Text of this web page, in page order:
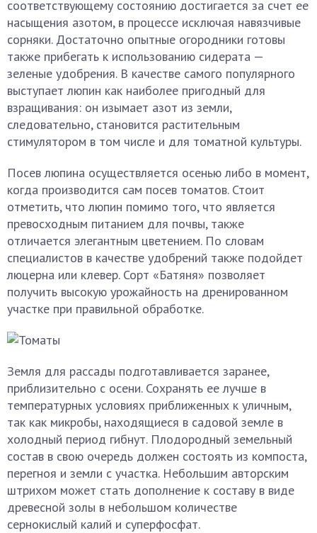
соответствующему состоянию достигается за счет ее
насыщения азотом, в процессе исключая навязчивые
сорняки. Достаточно опытные огородники готовы
также прибегать к использованию сидерата —
зеленые удобрения. В качестве самого популярного
выступает люпин как наиболее пригодный для
взращивания: он изымает азот из земли,
следовательно, становится растительным
стимулятором в том числе и для томатной культуры.
Посев люпина осуществляется осенью либо в момент,
когда производится сам посев томатов. Стоит
отметить, что люпин помимо того, что является
превосходным питанием для почвы, также
отличается элегантным цветением. По словам
специалистов в качестве удобрений также подойдет
люцерна или клевер. Сорт «Батяня» позволяет
получить высокую урожайность на дренированном
участке при правильной обработке.
Земля для рассады подготавливается заранее,
приблизительно с осени. Сохранять ее лучше в
температурных условиях приближенных к уличным,
так как микробы, находящиеся в садовой земле в
холодный период гибнут. Плодородный земельный
состав в свою очередь должен состоять из компоста,
перегноя и земли с участка. Небольшим авторским
штрихом может стать дополнение к составу в виде
древесной золы в небольшом количестве
сернокислый калий и суперфосфат.